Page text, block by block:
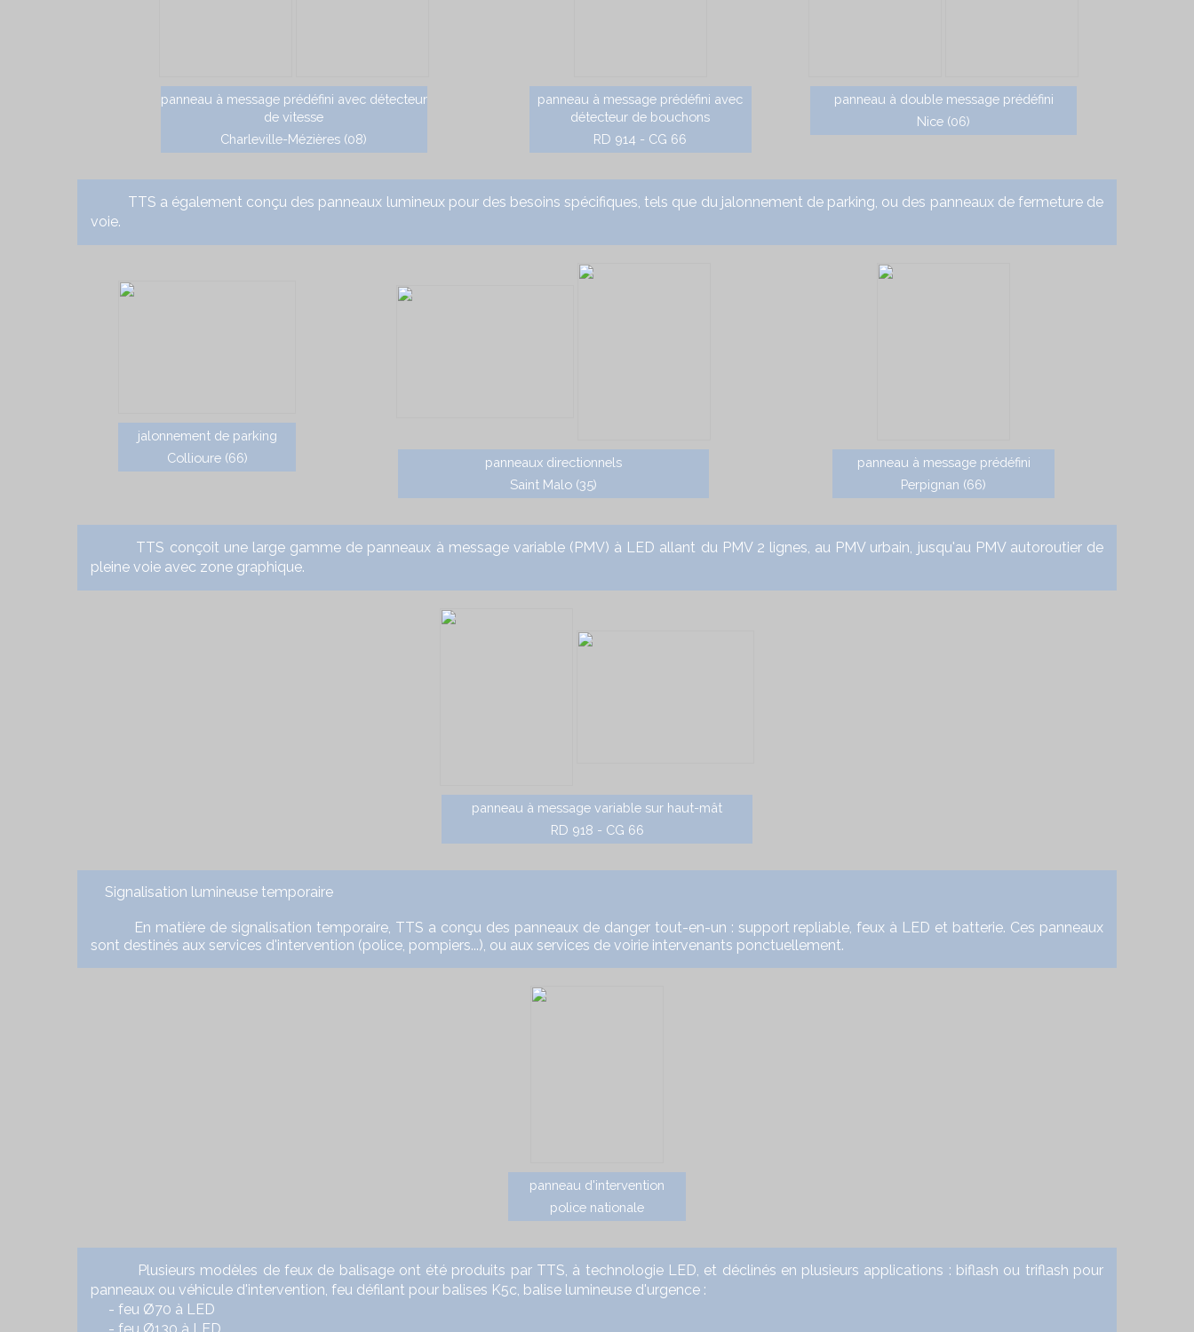
panneau à message prédéfini avec détecteur
de vitesse
Charleville-Mézières (08)
panneau à message prédéfini avec
détecteur de bouchons
RD 914 - CG 66
panneau à double message prédéfini
Nice (06)
TTS a également conçu des panneaux lumineux pour des besoins spécifiques, tels que du jalonnement de parking, ou des panneaux de fermeture de
voie.
jalonnement de parking
Collioure (66)
panneaux directionnels
Saint Malo (35)
panneau à message prédéfini
Perpignan (66)
TTS conçoit une large gamme de panneaux à message variable (PMV) à LED allant du PMV 2 lignes, au PMV urbain, jusqu'au PMV autoroutier de
pleine voie avec zone graphique.
panneau à message variable sur haut-mât
RD 918 - CG 66
Signalisation lumineuse temporaire
En matière de signalisation temporaire, TTS a conçu des panneaux de danger tout-en-un : support repliable, feux à LED et batterie. Ces panneaux
sont destinés aux services d'intervention (police, pompiers...), ou aux services de voirie intervenants ponctuellement.
panneau d'intervention
police nationale
Plusieurs modèles de feux de balisage ont été produits par TTS, à technologie LED, et déclinés en plusieurs applications : biflash ou triflash pour
panneaux ou véhicule d'intervention, feu défilant pour balises K5c, balise lumineuse d'urgence :
- feu Ø70 à LED